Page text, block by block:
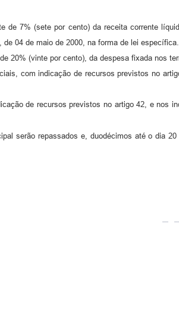
de 7% (sete por cento) da receita corrente
04 de maio de 2000, na forma de lei específica.
20% (vinte por cento), da despesa fixada nos
com indicação de recursos previstos no
de recursos previstos no artigo 42, e nos
serão repassados e, duodécimos até o dia